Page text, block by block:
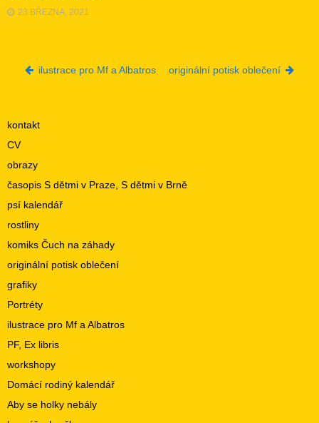
kontakt
CV
obrazy
časopis S dětmi v Praze, S dětmi v Brně
psí kalendář
rostliny
komiks Čuch na záhady
originální potisk oblečení
grafiky
Portréty
ilustrace pro Mf a Albatros
PF, Ex libris
workshopy
Domácí rodiný kalendář
Aby se holky nebály
23 BŘEZNA, 2021
Post navigation
ilustrace pro Mf a Albatros originální potisk oblečení